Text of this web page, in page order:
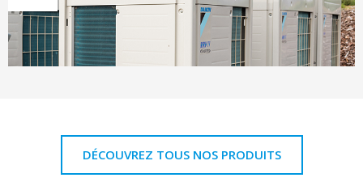
DÉCOUVREZ TOUS NOS PRODUITS